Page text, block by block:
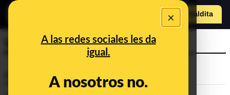
×
A las redes sociales les da
igual.
A nosotros no.
Hazte Maldita
Vox La Rioja